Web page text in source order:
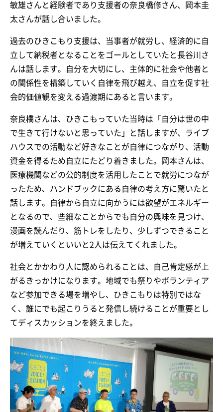
敏雄さんと経験者であり支援者の奈良橋修さん、岡本圭
太さんが話し合いました。
過去のひきこもり支援は、当事者が就労し、経済的に自
立して納税者となることをゴールとしていたと長谷川さ
んは話します。自分を大切にし、主体的に社会や他者と
の関係性を構築していく自律を飛び越え、自立を促す社
会的価値観を変える過渡期にあると言います。
奈良橋さんは、ひきこもっていた当時は「自分は世の中
で生きて行けないと思っていた」と話しますが、ライブ
ハウスでの活動など好きなことが自律につながり、活動
資金を得るため自立にたどり着きました。岡本さんは、
医療機関などの公的制度を活用したことで就労につなが
ったため、ハンドブックにある自律の考え方に驚いたと
話します。自律から自立に向かうには欲望がエネルギー
となるので、些細なことからでも自分の興味を見つけ、
漫画を読んだり、筋トレをしたり、少しずつできること
が増えていくといいと2人は伝えてくれました。
社会とかかわり人に認められることは、自己肯定感が上
がるきっかけになります。地域でも祭りやボランティア
など参加できる場を増やし、ひきこもりは特別ではな
く、誰にでも起こりうると発信し続けることが重要とし
てディスカッションを終えました。